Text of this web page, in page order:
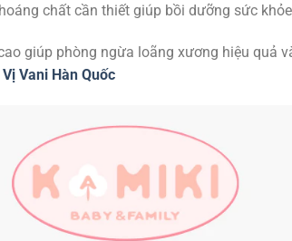
chất cần thiết giúp bồi dưỡng sức
giúp phòng ngừa loãng xương hiệu quả
Vani Hàn Quốc